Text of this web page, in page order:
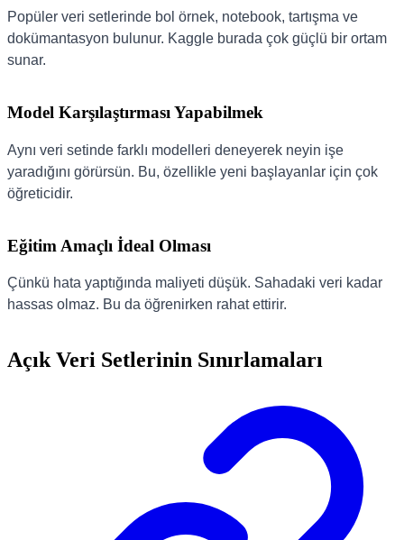
Popüler veri setlerinde bol örnek, notebook, tartışma ve
dokümantasyon bulunur. Kaggle burada çok güçlü bir ortam
sunar.
Model Karşılaştırması Yapabilmek
Aynı veri setinde farklı modelleri deneyerek neyin işe
yaradığını görürsün. Bu, özellikle yeni başlayanlar için çok
öğreticidir.
Eğitim Amaçlı İdeal Olması
Çünkü hata yaptığında maliyeti düşük. Sahadaki veri kadar
hassas olmaz. Bu da öğrenirken rahat ettirir.
Açık Veri Setlerinin Sınırlamaları